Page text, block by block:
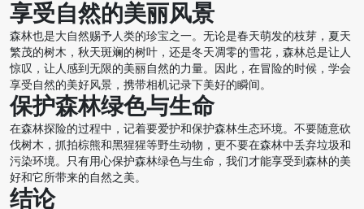
享受自然的美丽风景
森林也是大自然赐予人类的珍宝之一。无论是春天萌发的枝芽，夏天
繁茂的树木，秋天斑斓的树叶，还是冬天凋零的雪花，森林总是让人
惊叹，让人感到无限的美丽自然的力量。因此，在冒险的时候，学会
享受自然的美好风景，携带相机记录下美好的瞬间。
保护森林绿色与生命
在森林探险的过程中，记着要爱护和保护森林生态环境。不要随意砍
伐树木，抓拍棕熊和黑猩猩等野生动物，更不要在森林中丢弃垃圾和
污染环境。只有用心保护森林绿色与生命，我们才能享受到森林的美
好和它所带来的自然之美。
结论